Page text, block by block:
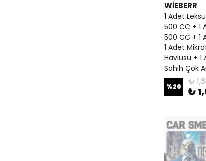
WİEBERR
1 Adet
500 CC + 1
500 CC + 1
1 Adet
Havlusu + 1
Sahih Çok
%20 ₺
₺